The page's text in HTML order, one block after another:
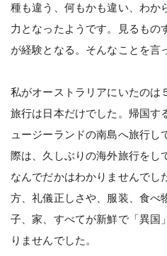
種も違う、何もかも違い、わか
力となったようです。見るもの
が経験となる。そんなことを言
私がオーストラリアにいたのは
旅行は日本だけでした。帰国す
ュージーランドの南島へ旅行
際は、久しぶりの海外旅行をし
なんでだかはわかりませんでし
方、礼儀正しさや、服装、食べ
子、家、すべてが新鮮で「異国
りませんでした。